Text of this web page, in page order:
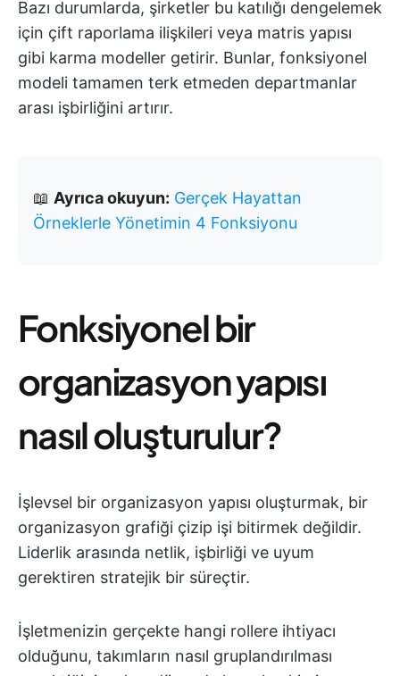
Bazı durumlarda, şirketler bu katılığı dengelemek
için çift raporlama ilişkileri veya matris yapısı
gibi karma modeller getirir. Bunlar, fonksiyonel
modeli tamamen terk etmeden departmanlar
arası işbirliğini artırır.
📖 Ayrıca okuyun: Gerçek Hayattan
Örneklerle Yönetimin 4 Fonksiyonu
Fonksiyonel bir
organizasyon yapısı
nasıl oluşturulur?
İşlevsel bir organizasyon yapısı oluşturmak, bir
organizasyon grafiği çizip işi bitirmek değildir.
Liderlik arasında netlik, işbirliği ve uyum
gerektiren stratejik bir süreçtir.
İşletmenizin gerçekte hangi rollere ihtiyacı
olduğunu, takımların nasıl gruplandırılması